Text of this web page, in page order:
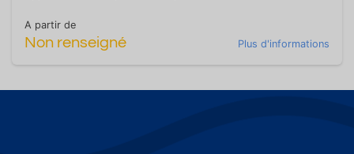
A partir de
Non renseigné Plus d'informations